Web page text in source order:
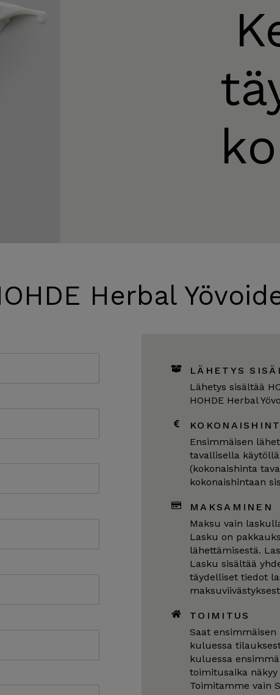
Herbal
LÄHETYS
Lähetys sisältää
HOHDE Herbal
Ensimmäisen
tavallisella
(kokonaishinta
kokonaishintaan
MAKSAMINEN
Maksu vain
Lasku on
lähettämisestä.
Lasku sisältää
täydelliset tiedot
TOIMITUS
Saat
kuluessa
kuluessa
toimitusaika
Toimitamme vain